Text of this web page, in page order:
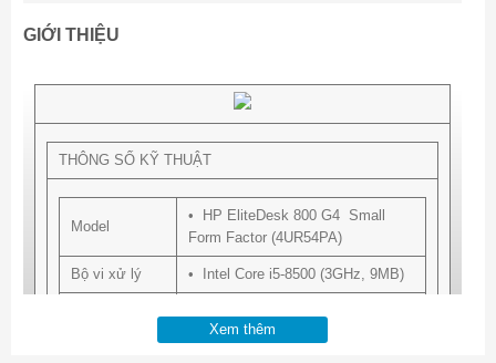
GIỚI THIỆU
THÔNG SỐ KỸ THUẬT
Model
• HP EliteDesk 800 G4 Small
Form Factor (4UR54PA)
Bộ vi xử lý • Intel Core i5-8500 (3GHz, 9MB)
• 4GB DDR4-2666
Xem thêm